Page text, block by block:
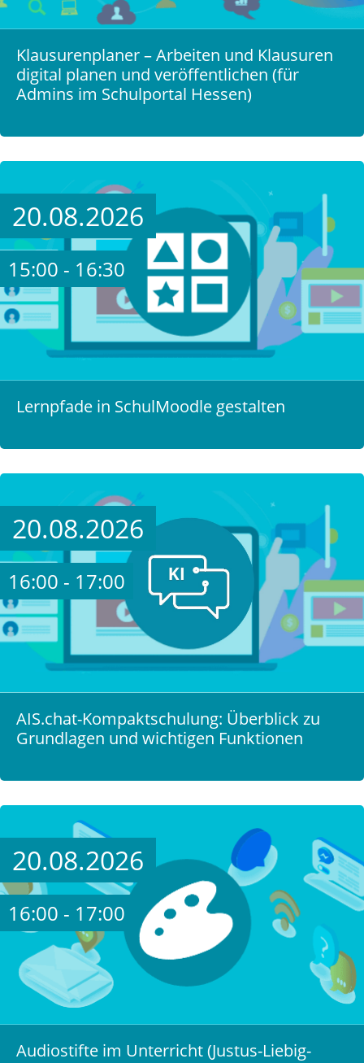
Klausurenplaner – Arbeiten und Klausuren
digital planen und veröffentlichen (für
Admins im Schulportal Hessen)
20.08.2026
15:00 - 16:30
Lernpfade in SchulMoodle gestalten
20.08.2026
16:00 - 17:00
AIS.chat-Kompaktschulung: Überblick zu
Grundlagen und wichtigen Funktionen
20.08.2026
16:00 - 17:00
Audiostifte im Unterricht (Justus-Liebig-